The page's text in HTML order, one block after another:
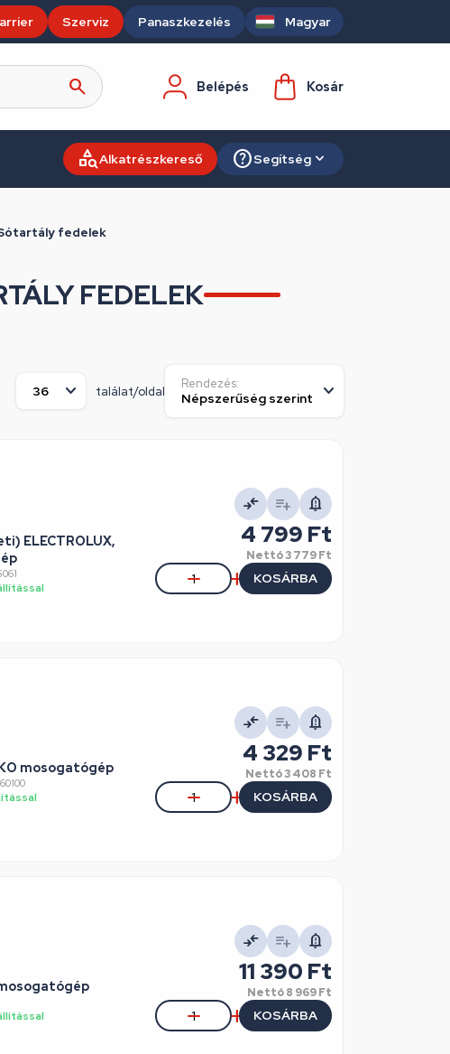
Szerviz Panaszkezelés Magyar
Belépés Kosár
Alkatrészkereső Segítség
fedelek
FEDELEK
találat/oldal
Rendezés:
ELECTROLUX,
4 799 Ft
Nettó3 779 Ft
KOSÁRBA
mosogatógép
4 329 Ft
Nettó3 408 Ft
KOSÁRBA
11 390 Ft
Nettó8 969 Ft
KOSÁRBA